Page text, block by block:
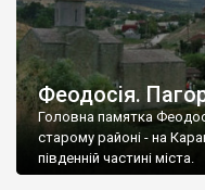
Феодосія.
Головна памятка
старому районі - на
південній частині міста.